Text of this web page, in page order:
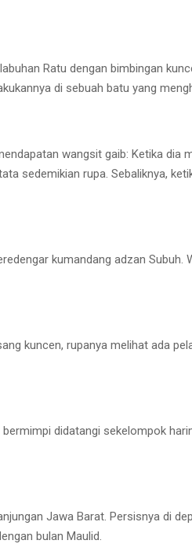
Ratu dengan bimbingan
di sebuah batu yang
wangsit gaib: Ketika dia
sedemikian rupa. Sebaliknya,
kumandang adzan Subuh.
kuncen, rupanya melihat ada
didatangi sekelompok
Jawa Barat. Persisnya di
bulan Maulid.